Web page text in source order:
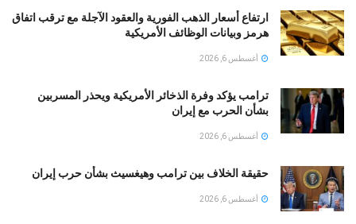
ارتفاع أسعار الذهب الفورية والعقود الآجلة مع ترقب اتفاق
هرمز وبيانات الوظائف الأمريكية
أغسطس 6, 2026
ترامب يؤكد وفرة الذخائر الأمريكية ويحذر المسربين
بشأن الحرب مع إيران
أغسطس 6, 2026
حقيقة الخلاف بين ترامب وهيغسيث بشأن حرب إيران
أغسطس 6, 2026